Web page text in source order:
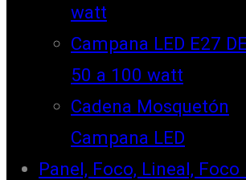
watt
Campana LED E27
50 a 100 watt
Cadena Mosquetón
Campana LED
Panel, Foco, Lineal, Foco